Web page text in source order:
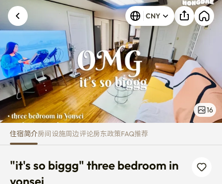
"it's so biggg" three bedroom
CNY
16
住宿简介房间设施周边评论房东政策FAQ推荐
"it's so biggg" three bedroom in
yonsei